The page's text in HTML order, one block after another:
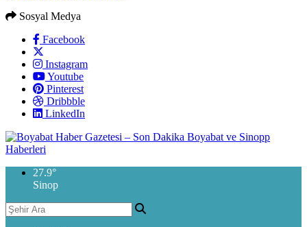
Sosyal Medya
Facebook
Instagram
Youtube
Pinterest
Dribbble
LinkedIn
27.9°
Sinop